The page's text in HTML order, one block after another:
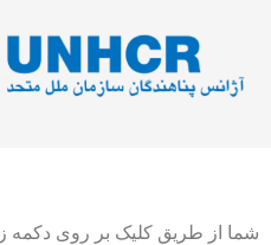
شما از طریق کلیک بر روی دکمه